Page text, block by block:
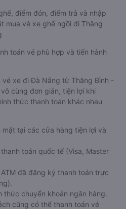
điểm đón, điểm trả và nhập
mua vé xe ghế ngồi đi Thăng
toán vé phù hợp và tiến hành
xe đi Đà Nẵng từ Thăng Bình -
cùng đơn giản, tiện lợi khi
thức thanh toán khác nhau
tại các cửa hàng tiện lợi và
toán quốc tế (Visa, Master
đã đăng ký thanh toán trực
thức chuyển khoản ngân hàng.
cũng có thể thanh toán vé